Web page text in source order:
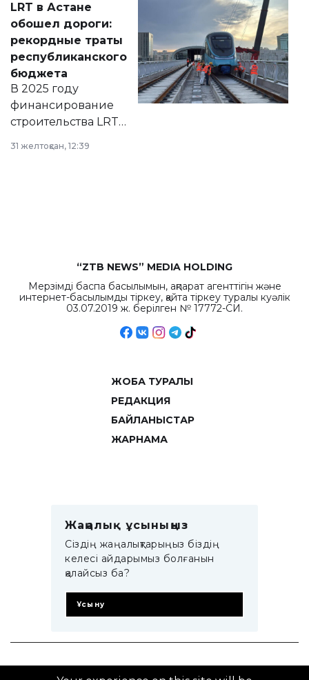
документ
появился в базе
нормативных
правовых актов и
на сайте маслихат
города.
LRT в Астане
обошел дороги:
рекордные траты
республиканского
бюджета
В 2025 году
финансирование
строительства LRT
республиканского
31 желтоқсан, 12:39
“ZTB NEWS” MEDIA HOLDING
Мерзімді баспа басылымын, ақпарат агенттігін және
интернет-басылымды тіркеу, қайта тіркеу туралы куәлік
03.07.2019 ж. берілген № 17772-СИ.
ЖОБА ТУРАЛЫ
РЕДАКЦИЯ
БАЙЛАНЫСТАР
ЖАРНАМА
Жаңалық ұсыныңыз
Сіздің жаңалықтарыңыз біздің
келесі айдарымыз болғанын
қалайсыз ба?
Ұсыну
© 2014–2025 ZTB.KZ